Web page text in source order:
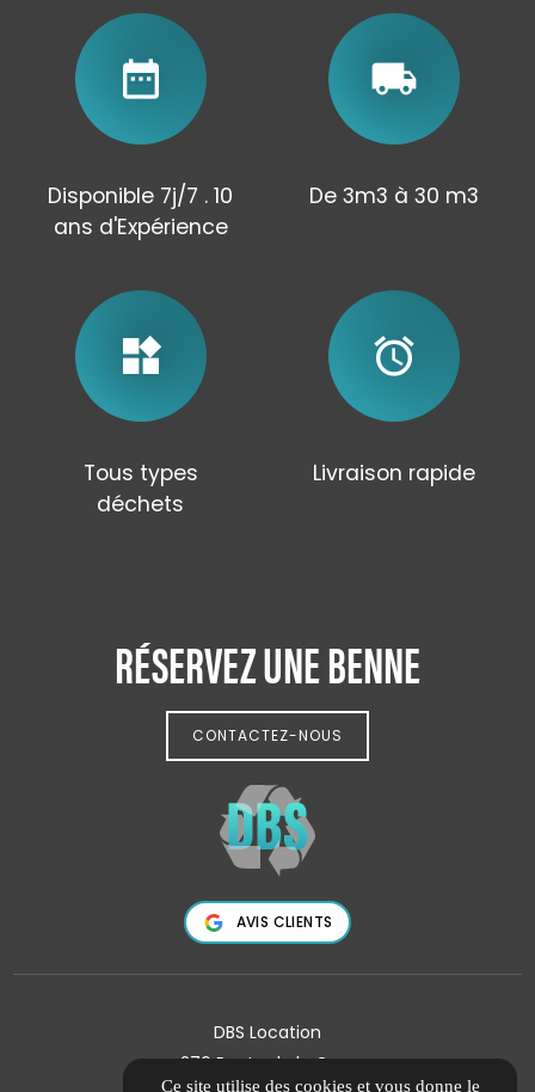
date_range
Disponible 7j/7 . 10
ans d'Expérience
local_shipping
De 3m3 à 30 m3
widgets
Tous types
déchets
alarm
Livraison rapide
RÉSERVEZ UNE BENNE
CONTACTEZ-NOUS
AVIS CLIENTS
DBS Location
276 Route de la Gare
Ce site utilise des cookies et vous donne le